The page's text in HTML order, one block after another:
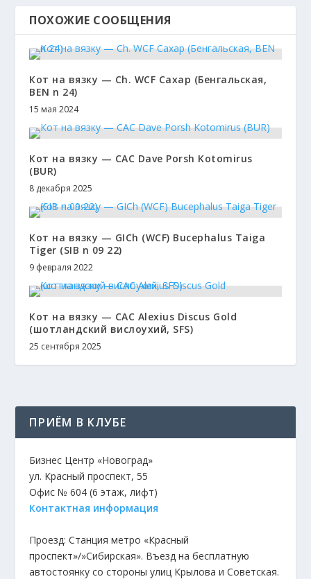
ПОХОЖИЕ СООБЩЕНИЯ
Кот на вязку — Сh. WCF Сахар (Бенгальская,
BEN n 24)
15 мая 2024
Кот на вязку — CAC Dave Porsh Kotomirus
(BUR)
8 декабря 2025
Кот на вязку — GICh (WCF) Bucephalus Taiga
Tiger (SIB n 09 22)
9 февраля 2022
Кот на вязку — CAC Alexius Discus Gold
(шотландский вислоухий, SFS)
25 сентября 2025
ПРИЁМ В КЛУБЕ
Бизнес Центр «Новоград»
ул. Красный проспект, 55
Офис № 604 (6 этаж, лифт)
Контактная информация
Проезд: Станция метро «Красный
проспект»/»Сибирская». Въезд на бесплатную
автостоянку со стороны улиц Крылова и Советская.